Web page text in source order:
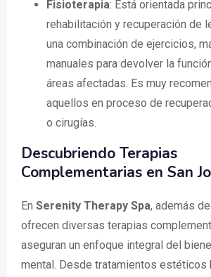
Fisioterapia: Está orientada
rehabilitación y recuperación de
una combinación de ejercicios,
manuales para devolver la
áreas afectadas. Es muy
aquellos en proceso de
o cirugías.
Descubriendo Terapias
Complementarias en San
En Serenity Therapy Spa, además
ofrecen diversas terapias
aseguran un enfoque integral del
mental. Desde tratamientos estéticos